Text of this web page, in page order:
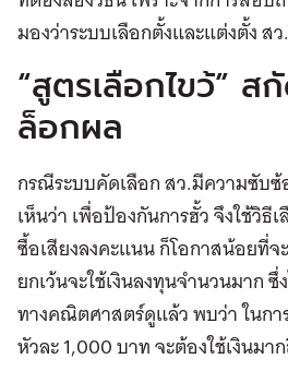
มองว่าระบบเลือกตั้งและแต่งตั้ง ส
“สูตรเลือกไขว้” ส
ล็อกผล
กรณีระบบคัดเลือก สว.มีความซับ
เห็นว่า เพื่อป้องกันการฮั้ว จึงใช้วิธี
ซื้อเสียงลงคะแนน ก็โอกาสน้อยที่จ
ยกเว้นจะใช้เงินลงทุนจำนวนมาก
ทางคณิตศาสตร์ดูแล้ว พบว่า ในกา
หัวละ 1,000 บาท จะต้องใช้เงินม